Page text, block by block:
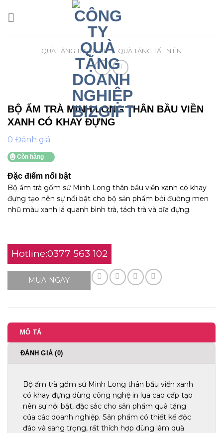
QUÀ TẶNG THEO DỊP / QUÀ TẶNG TẤT NIÊN
BỘ ẤM TRÀ MINH LONG THÂN BẦU VIỀN
XANH CÓ KHAY ĐỰNG
0 Đánh giá
Còn hàng
Đặc điểm nổi bật
Bộ ấm trà gốm sứ Minh Long thân bầu viền xanh có khay
đựng tạo nên sự nổi bật cho bộ sản phẩm bởi đường men
nhũ màu xanh lá quanh bình trà, tách trà và dĩa đựng.
Hotline:0377 563 102
MUA NGAY
MÔ TẢ
ĐÁNH GIÁ (0)
Bộ ấm trà gốm sứ Minh Long thân bầu viền xanh
có khay đựng dùng công nghệ in lụa cao cấp tạo
nên sự nổi bật, đặc sắc cho sản phẩm quà tặng
của các doanh nghiệp. Sản phẩm có thiết kế độc
đáo và sang trọng, rất thích hợp dùng làm quà